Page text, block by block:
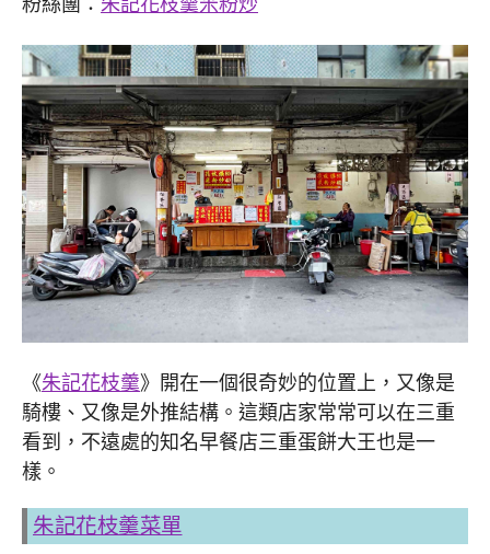
《朱記花枝羹》開在一個很奇妙的位置上，又像是
騎樓、又像是外推結構。這類店家常常可以在三重
看到，不遠處的知名早餐店三重蛋餅大王也是一
樣。
朱記花枝羹菜單